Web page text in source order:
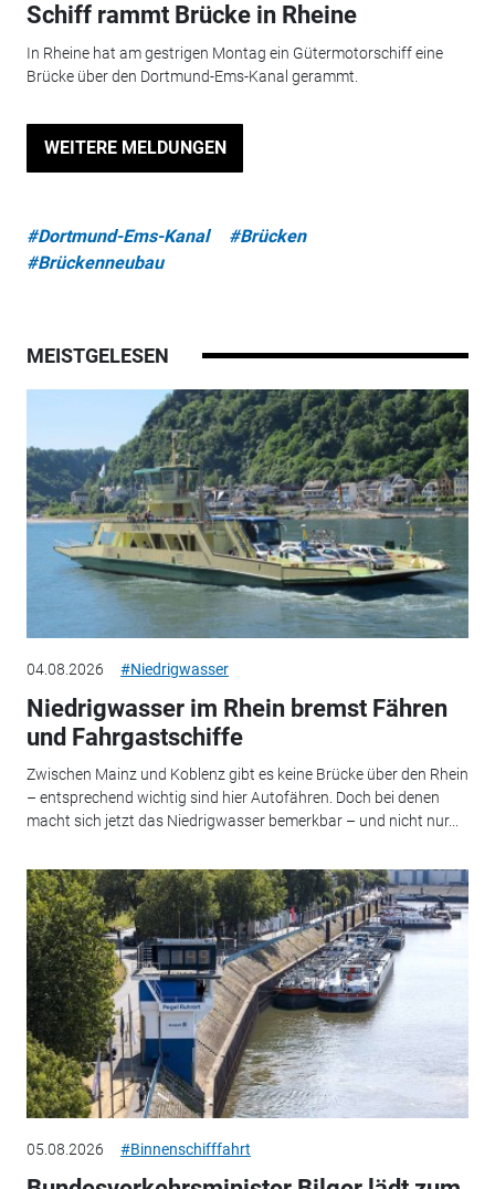
Schiff rammt Brücke in Rheine
In Rheine hat am gestrigen Montag ein Gütermotorschiff eine
Brücke über den Dortmund-Ems-Kanal gerammt.
WEITERE MELDUNGEN
#Dortmund-Ems-Kanal
#Brücken
#Brückenneubau
MEISTGELESEN
04.08.2026 #Niedrigwasser
Niedrigwasser im Rhein bremst Fähren
und Fahrgastschiffe
Zwischen Mainz und Koblenz gibt es keine Brücke über den Rhein
– entsprechend wichtig sind hier Autofähren. Doch bei denen
macht sich jetzt das Niedrigwasser bemerkbar – und nicht nur...
05.08.2026 #Binnenschifffahrt